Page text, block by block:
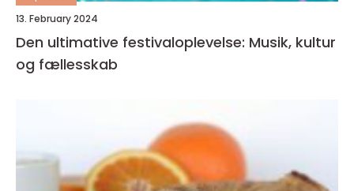
13. February 2024
Den ultimative festivaloplevelse: Musik, kultur
og fællesskab